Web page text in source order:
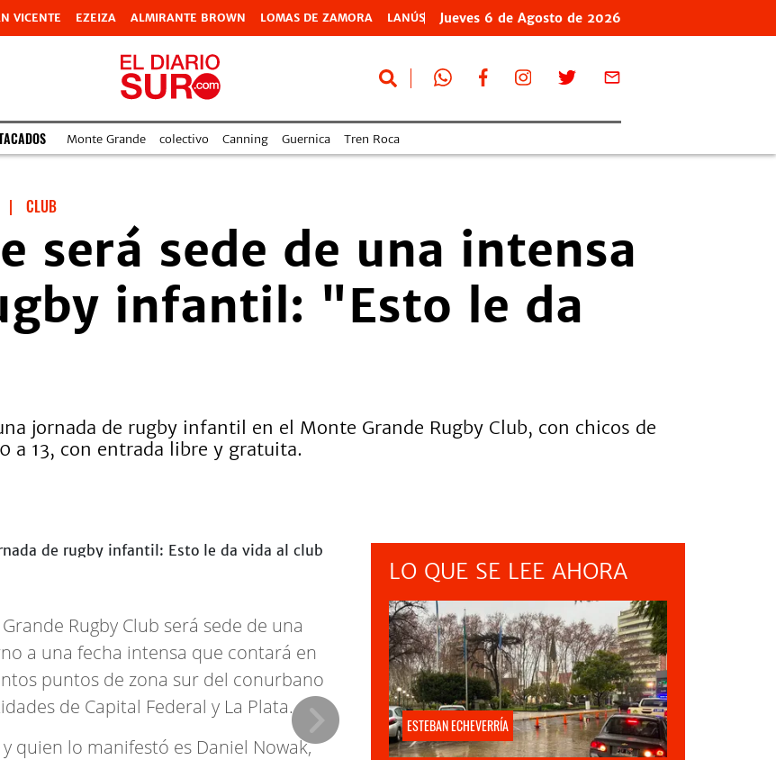
VICENTE EZEIZA ALMIRANTE BROWN LOMAS DE ZAMORA LANÚS Jueves 6 de Agosto de 2026
Monte Grande colectivo Canning Guernica Tren Roca
| CLUB
será sede de una intensa
infantil: "Esto le da
jornada de rugby infantil en el Monte Grande Rugby Club, con chicos de
a 13, con entrada libre y gratuita.
Rugby Club será sede de una
a una fecha intensa que contará en
puntos de zona sur del conurbano
de Capital Federal y La Plata.
quien lo manifestó es Daniel Nowak,
LO QUE SE LEE AHORA
ESTEBAN ECHEVERRÍA